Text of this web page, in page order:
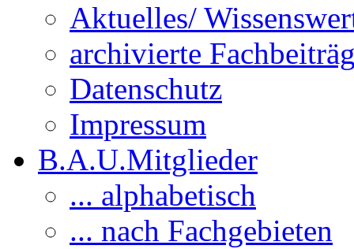
Aktuelles/
archivierte
Datenschutz
Impressum
B.A.U.Mitglieder
... alphabetisch
... nach Fachgebieten